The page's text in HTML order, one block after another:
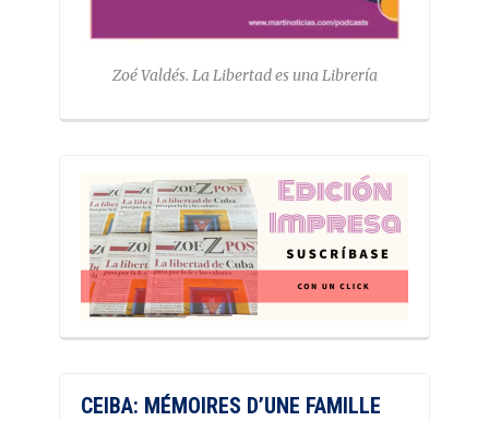
Zoé Valdés. La Libertad es una Librería
CEIBA: MÉMOIRES D’UNE FAMILLE